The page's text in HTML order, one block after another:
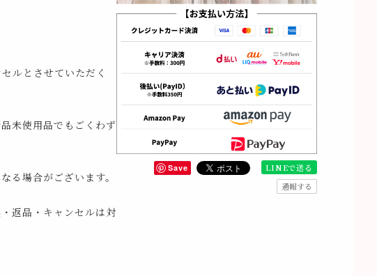
ルとさせていただく
未使用品でもごくわず
る場合がございます。
返品・キャンセルは対
Save
LINEで送る
通報する